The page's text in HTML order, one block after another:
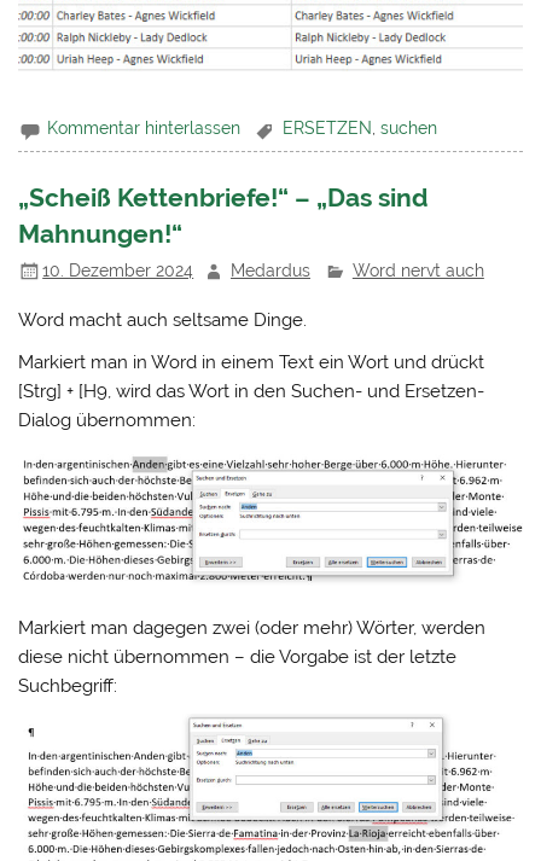
Kommentar hinterlassen ERSETZEN ,suchen
„Scheiß Kettenbriefe!“ – „Das sind
Mahnungen!“
10. Dezember 2024 Medardus Word nervt auch
Word macht auch seltsame Dinge.
Markiert man in Word in einem Text ein Wort und drückt
[Strg] + [H9, wird das Wort in den Suchen- und Ersetzen-
Dialog übernommen:
Markiert man dagegen zwei (oder mehr) Wörter, werden
diese nicht übernommen – die Vorgabe ist der letzte
Suchbegriff: